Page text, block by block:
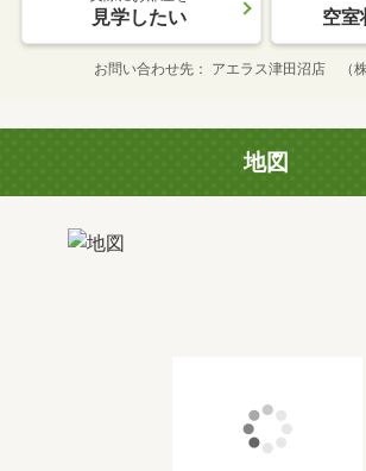
見学したい 空室
お問い合わせ先 アエラス津田沼店 （
地図